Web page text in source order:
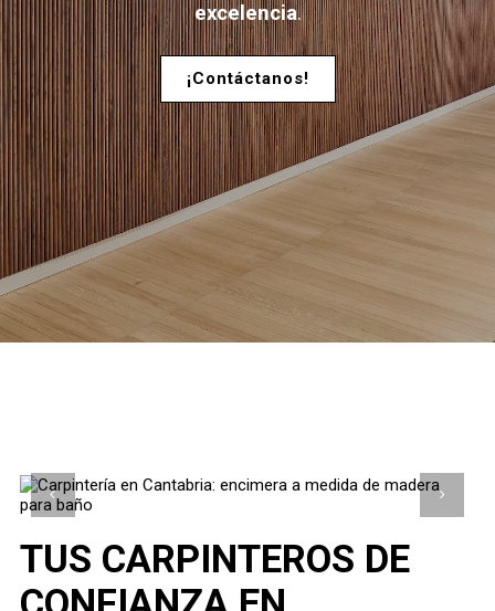
excelencia.
¡Contáctanos!
TUS CARPINTEROS DE